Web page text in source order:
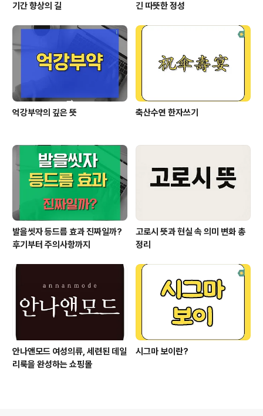
기간 향상의 길
긴 따뜻한 정성
억강부약의 깊은 뜻 축산수연 한자쓰기
발을씻자 등드름 효과 진짜일까?
후기부터 주의사항까지
고로시 뜻과 현실 속 의미 변화 총
정리
안나앤모드 여성의류, 세련된 데일
리룩을 완성하는 쇼핑몰
시그마 보이란?